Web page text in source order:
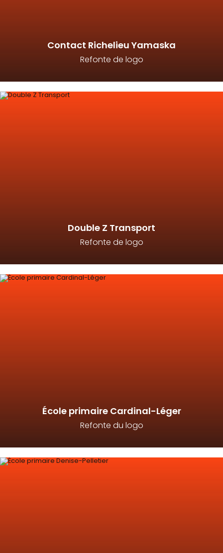
Contact Richelieu Yamaska
Refonte de logo
Double Z Transport
Refonte de logo
École primaire Cardinal-Léger
Refonte du logo